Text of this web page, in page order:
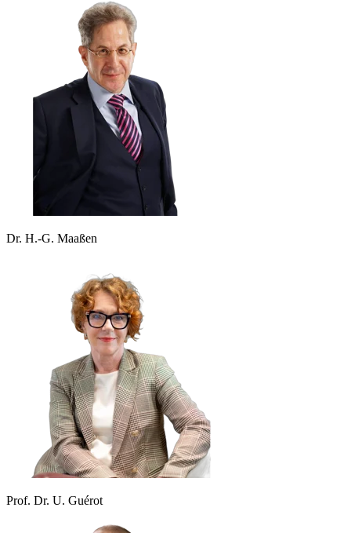
Dr. H.-G. Maaßen
Prof. Dr. U. Guérot